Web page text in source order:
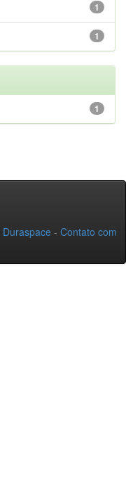
1
1
1
Duraspace - Contato com